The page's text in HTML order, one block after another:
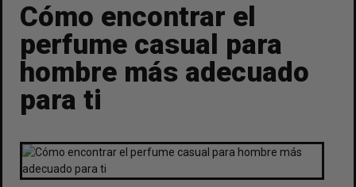
Cómo encontrar el
perfume casual para
hombre más adecuado
para ti